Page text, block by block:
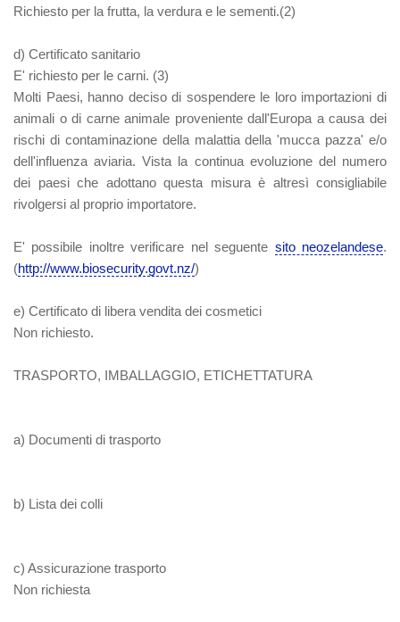
Richiesto per la frutta, la verdura e le sementi.(2)
d) Certificato sanitario
E' richiesto per le carni. (3)
Molti Paesi, hanno deciso di sospendere le loro importazioni di
animali o di carne animale proveniente dall'Europa a causa dei
rischi di contaminazione della malattia della 'mucca pazza' e/o
dell'influenza aviaria. Vista la continua evoluzione del numero
dei paesi che adottano questa misura è altresì consigliabile
rivolgersi al proprio importatore.
E' possibile inoltre verificare nel seguente sito neozelandese.
(http://www.biosecurity.govt.nz/)
e) Certificato di libera vendita dei cosmetici
Non richiesto.
TRASPORTO, IMBALLAGGIO, ETICHETTATURA
a) Documenti di trasporto
b) Lista dei colli
c) Assicurazione trasporto
Non richiesta